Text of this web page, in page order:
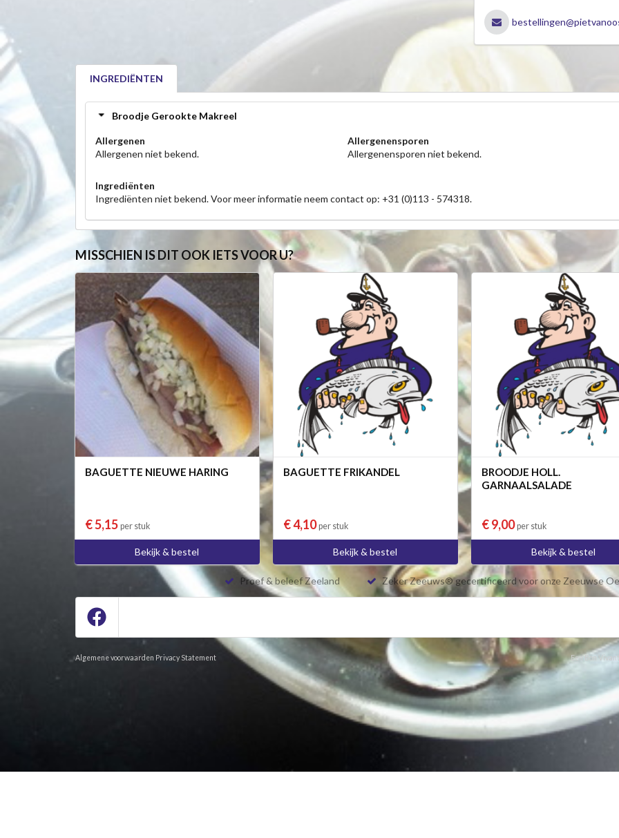
INGREDIËNTEN
Broodje Gerookte Makreel
Allergenen
Allergenen niet bekend.
Allergenensporen
Allergenensporen niet bekend.
Ingrediënten
Ingrediënten niet bekend. Voor meer informatie neem contact op: +31 (0)113 - 574318.
MISSCHIEN IS DIT OOK IETS VOOR U?
BAGUETTE NIEUWE HARING
€ 5,15 per stuk
Bekijk & bestel
BAGUETTE FRIKANDEL
€ 4,10per stuk
Bekijk & bestel
BROODJE HOLL.
GARNAALSALADE
€ 9,00per stuk
Bekijk & bestel
Proef & beleef Zeeland Zeker Zeeuws® gecertificeerd voor onze Zeeuwse
Algemene voorwaarden Privacy Statement Een Bon